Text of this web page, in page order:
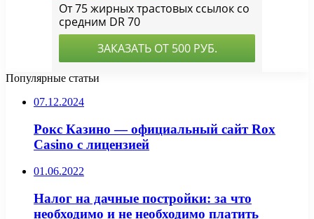
Популярные статьи
07.12.2024
Рокс Казино — официальный сайт Rox
Casino с лицензией
01.06.2022
Налог на дачные постройки: за что
необходимо и не необходимо платить